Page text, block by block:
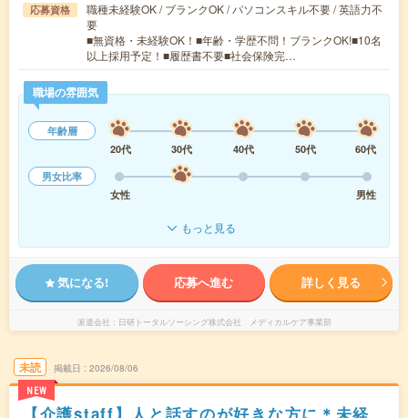
応募資格
職種未経験OK / ブランクOK / パソコンスキル不要 / 英語力不
要
■無資格・未経験OK！■年齢・学歴不問！ブランクOK!■10名
以上採用予定！■履歴書不要■社会保険完…
職場の雰囲気
年齢層
20代
30代 40代 50代
60代
男女比率
女性
男性
もっと見る
気になる! 応募へ進む 詳しく見る
派遣会社 日研トータルソーシング株式会社 メディカルケア事業部
未読
NEW
掲載日 2026/08/06